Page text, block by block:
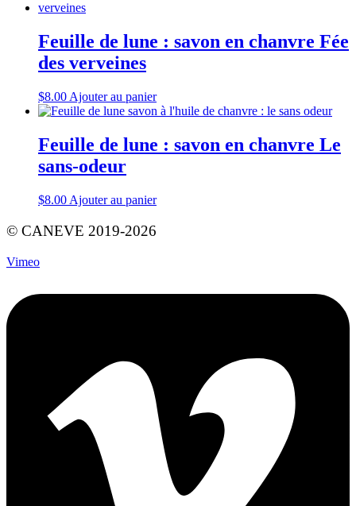
Feuille de lune : savon en chanvre Fée
des verveines
$8.00 Ajouter au panier
Feuille de lune : savon en chanvre Le
sans-odeur
$8.00 Ajouter au panier
© CANEVE 2019-2026
Vimeo